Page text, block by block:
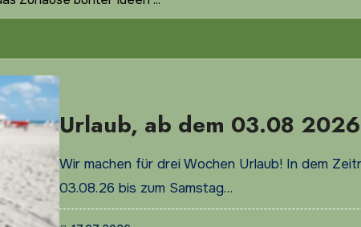
Urlaub, ab dem 03.08
Wir machen für drei Wochen Urlaub! In dem
03.08.26 bis zum Samstag…